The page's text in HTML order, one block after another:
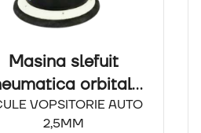
Masina slefuit
orbitala,
2,5mm
VOPSITORIE AUTO
2,5MM